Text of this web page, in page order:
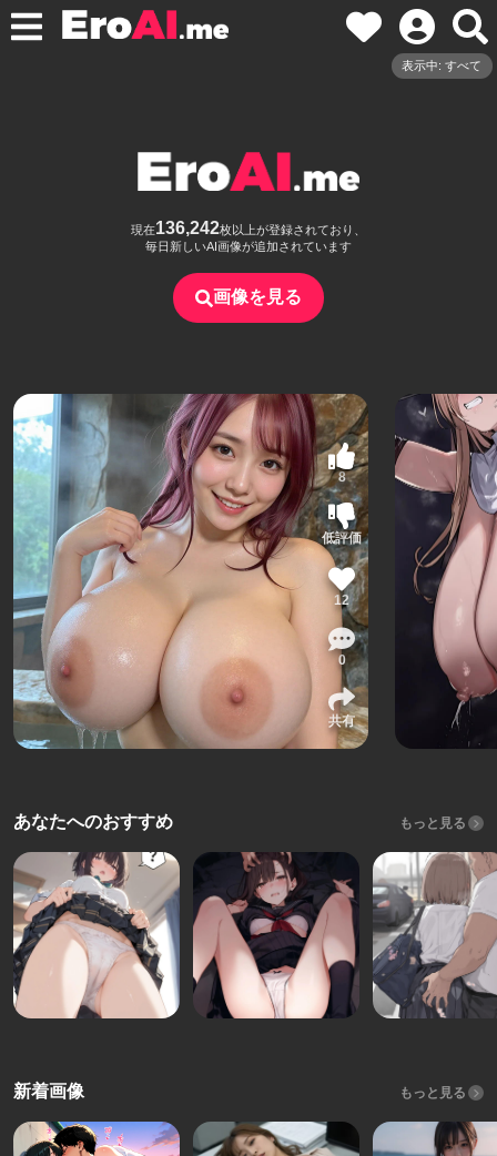
表示中: すべて
現在136,242枚以上が登録されており、
毎日新しいAI画像が追加されています
画像を見る
8
低評価
12
0
共有
あなたへのおすすめ もっと見る
新着画像 もっと見る